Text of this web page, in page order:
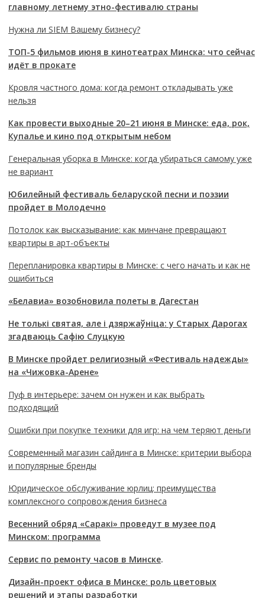
главному летнему этно-фестивалю страны
Нужна ли SIEM Вашему бизнесу?
ТОП-5 фильмов июня в кинотеатрах Минска: что сейчас
идёт в прокате
Кровля частного дома: когда ремонт откладывать уже
нельзя
Как провести выходные 20–21 июня в Минске: еда, рок,
Купалье и кино под открытым небом
Генеральная уборка в Минске: когда убираться самому уже
не вариант
Юбилейный фестиваль беларуской песни и поэзии
пройдет в Молодечно
Потолок как высказывание: как минчане превращают
квартиры в арт-объекты
Перепланировка квартиры в Минске: с чего начать и как не
ошибиться
«Белавиа» возобновила полеты в Дагестан
Не толькі святая, але і дзяржаўніца: у Старых Дарогах
згадваюць Сафію Слуцкую
В Минске пройдет религиозный «Фестиваль надежды»
на «Чижовка-Арене»
Пуф в интерьере: зачем он нужен и как выбрать
подходящий
Ошибки при покупке техники для игр: на чем теряют деньги
Современный магазин сайдинга в Минске: критерии выбора
и популярные бренды
Юридическое обслуживание юрлиц: преимущества
комплексного сопровождения бизнеса
Весенний обряд «Саракі» проведут в музее под
Минском: программа
Сервис по ремонту часов в Минске.
Дизайн-проект офиса в Минске: роль цветовых
решений и этапы разработки